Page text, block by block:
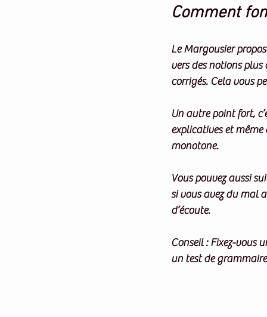
Comment
Le Margousier
vers des notions plus
corrigés. Cela vous
Un autre point fort,
explicatives et
monotone.
Vous pouvez aussi
si vous avez du mal
d’écoute.
Conseil : Fixez-vous
un test de